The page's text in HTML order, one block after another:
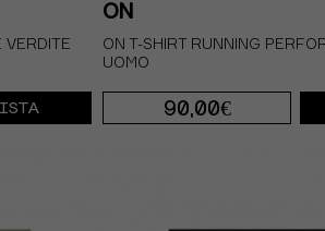
VERDITE
ON
ON T-SHIRT RUNNING
UOMO
90,00€